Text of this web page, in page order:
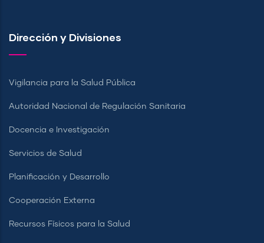
Dirección y Divisiones
Vigilancia para la Salud Pública
Autoridad Nacional de Regulación Sanitaria
Docencia e Investigación
Servicios de Salud
Planificación y Desarrollo
Cooperación Externa
Recursos Físicos para la Salud